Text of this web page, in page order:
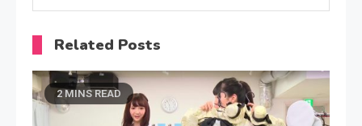
Related Posts
2 MINS READ